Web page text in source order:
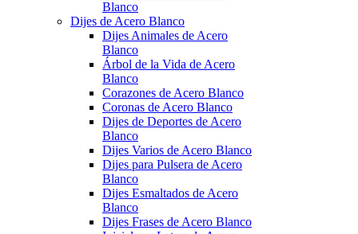
Blanco
Dijes de Acero Blanco
Dijes Animales de Acero
Blanco
Árbol de la Vida de Acero
Blanco
Corazones de Acero Blanco
Coronas de Acero Blanco
Dijes de Deportes de Acero
Blanco
Dijes Varios de Acero Blanco
Dijes para Pulsera de Acero
Blanco
Dijes Esmaltados de Acero
Blanco
Dijes Frases de Acero Blanco